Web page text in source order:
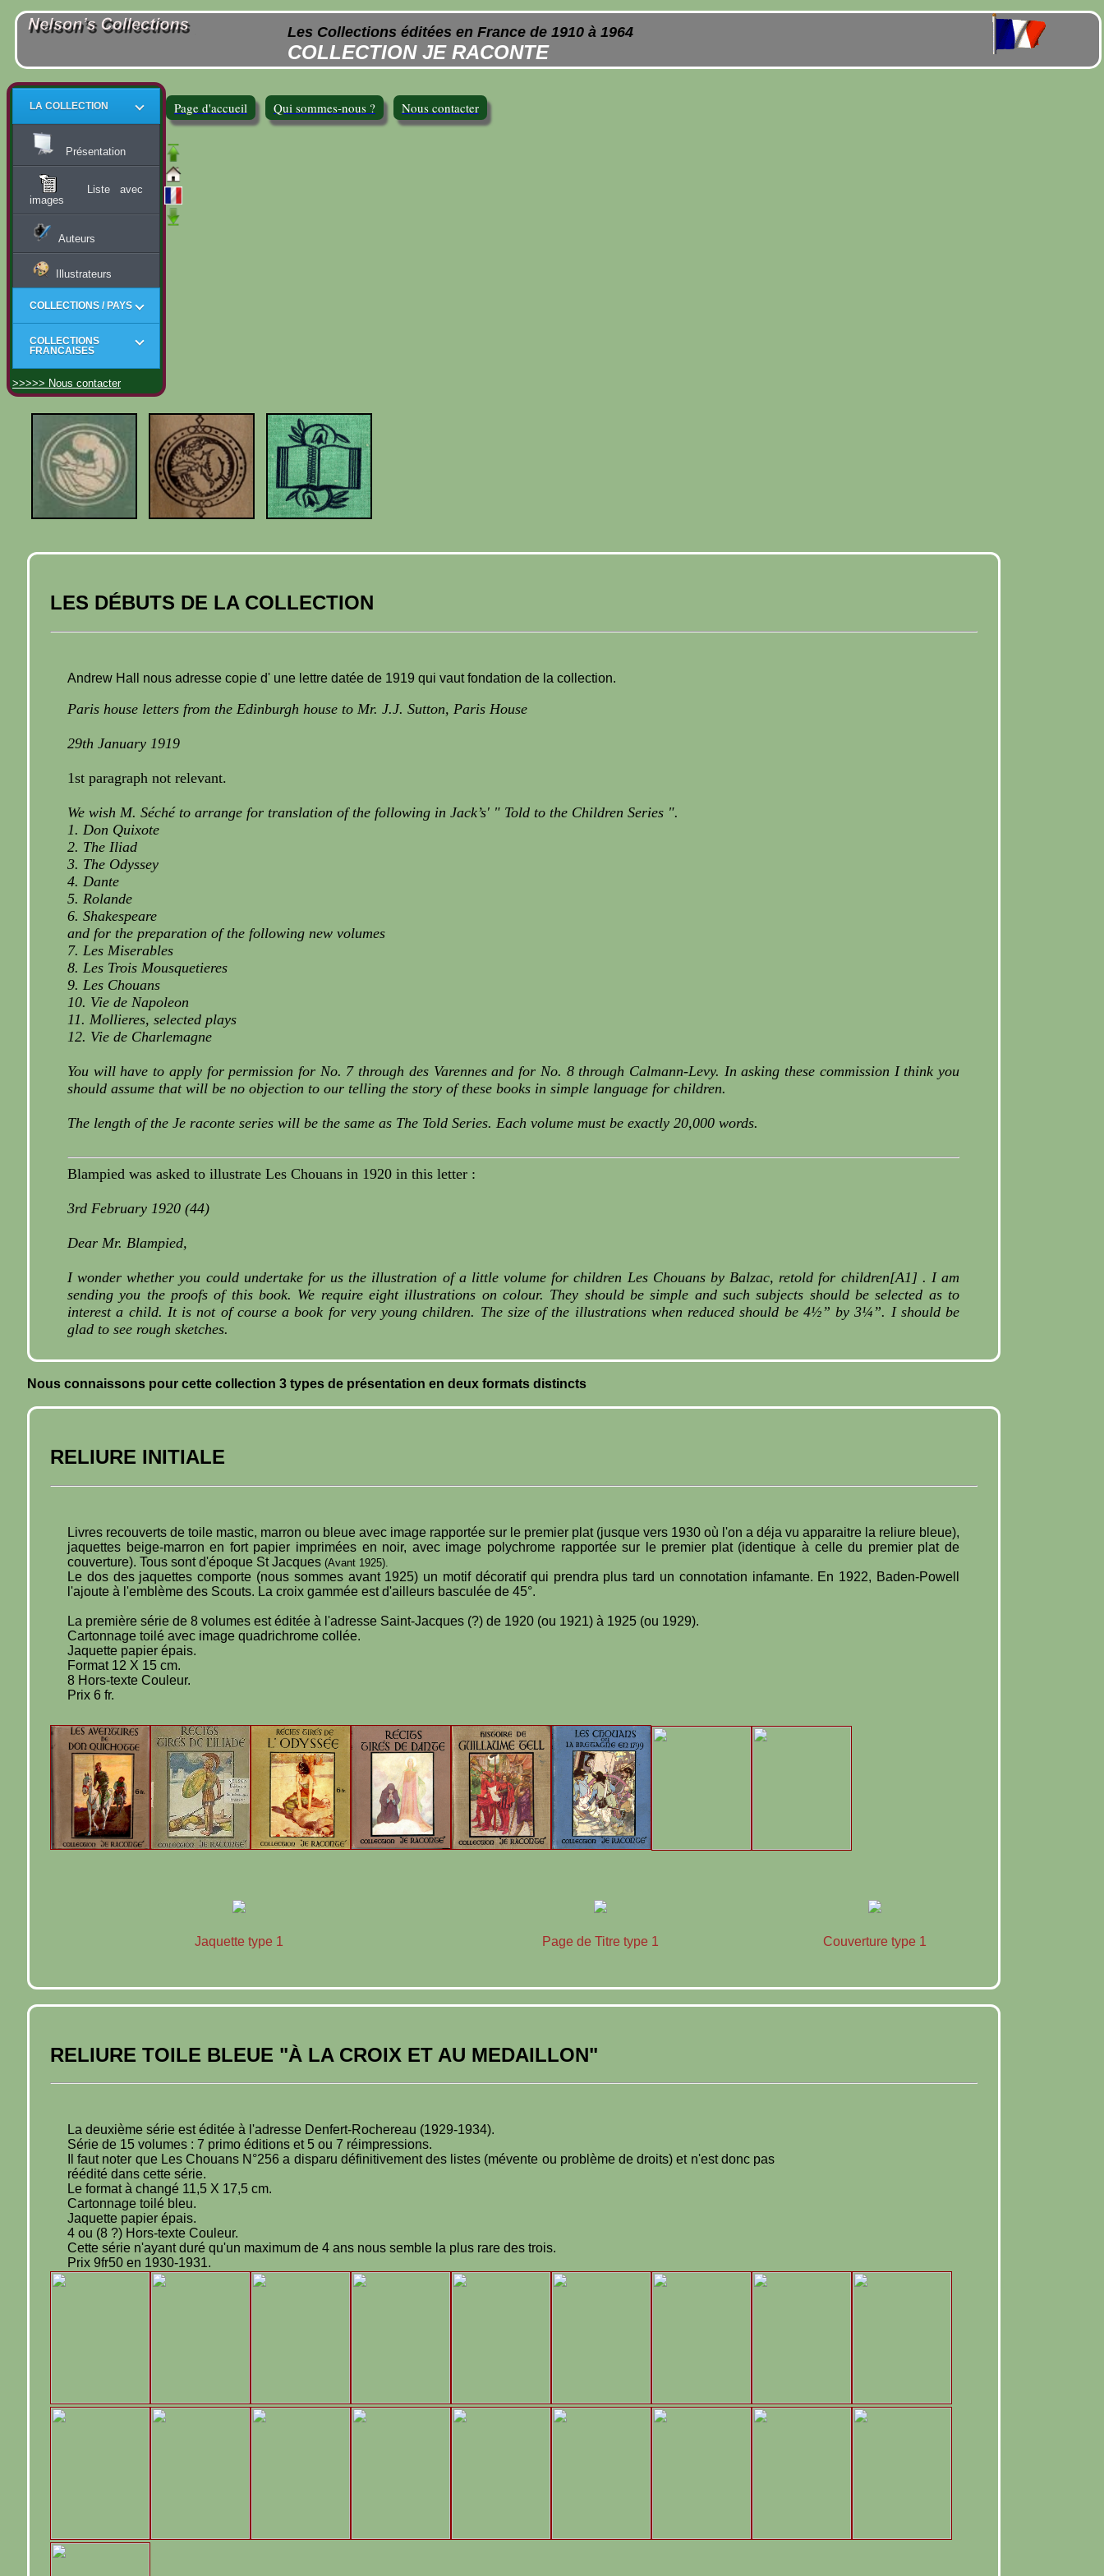
Les Collections éditées en France de 1910 à 1964
COLLECTION JE RACONTE
LA COLLECTION
Présentation
Liste avec
images
Auteurs
Illustrateurs
COLLECTIONS / PAYS
COLLECTIONS
FRANCAISES
>>>>> Nous contacter
LES DÉBUTS DE LA COLLECTION
Andrew Hall nous adresse copie d' une lettre datée de 1919 qui vaut fondation de la collection.
Paris house letters from the Edinburgh house to Mr. J.J. Sutton, Paris House
29th January 1919
1st paragraph not relevant.
We wish M. Séché to arrange for translation of the following in Jack’s' " Told to the Children Series ".
1. Don Quixote
2. The Iliad
3. The Odyssey
4. Dante
5. Rolande
6. Shakespeare
and for the preparation of the following new volumes
7. Les Miserables
8. Les Trois Mousquetieres
9. Les Chouans
10. Vie de Napoleon
11. Mollieres, selected plays
12. Vie de Charlemagne
You will have to apply for permission for No. 7 through des Varennes and for No. 8 through Calmann-Levy. In asking these commission I think you
should assume that will be no objection to our telling the story of these books in simple language for children.
The length of the Je raconte series will be the same as The Told Series. Each volume must be exactly 20,000 words.
Blampied was asked to illustrate Les Chouans in 1920 in this letter :
3rd February 1920 (44)
Dear Mr. Blampied,
I wonder whether you could undertake for us the illustration of a little volume for children Les Chouans by Balzac, retold for children[A1] . I am
sending you the proofs of this book. We require eight illustrations on colour. They should be simple and such subjects should be selected as to
interest a child. It is not of course a book for very young children. The size of the illustrations when reduced should be 4½” by 3¼”. I should be
glad to see rough sketches.
Nous connaissons pour cette collection 3 types de présentation en deux formats distincts
RELIURE INITIALE
Livres recouverts de toile mastic, marron ou bleue avec image rapportée sur le premier plat (jusque vers 1930 où l'on a déja vu apparaitre la reliure bleue),
jaquettes beige-marron en fort papier imprimées en noir, avec image polychrome rapportée sur le premier plat (identique à celle du premier plat de
couverture). Tous sont d'époque St Jacques (Avant 1925).
Le dos des jaquettes comporte (nous sommes avant 1925) un motif décoratif qui prendra plus tard un connotation infamante. En 1922, Baden-Powell
l'ajoute à l'emblème des Scouts. La croix gammée est d'ailleurs basculée de 45°.
La première série de 8 volumes est éditée à l'adresse Saint-Jacques (?) de 1920 (ou 1921) à 1925 (ou 1929).
Cartonnage toilé avec image quadrichrome collée.
Jaquette papier épais.
Format 12 X 15 cm.
8 Hors-texte Couleur.
Prix 6 fr.
Jaquette type 1 Page de Titre type 1 Couverture type 1
RELIURE TOILE BLEUE "À LA CROIX ET AU MEDAILLON"
La deuxième série est éditée à l'adresse Denfert-Rochereau (1929-1934).
Série de 15 volumes : 7 primo éditions et 5 ou 7 réimpressions.
Il faut noter que Les Chouans N°256 a disparu définitivement des listes (mévente ou problème de droits) et n'est donc pas
réédité dans cette série.
Le format à changé 11,5 X 17,5 cm.
Cartonnage toilé bleu.
Jaquette papier épais.
4 ou (8 ?) Hors-texte Couleur.
Cette série n'ayant duré qu'un maximum de 4 ans nous semble la plus rare des trois.
Prix 9fr50 en 1930-1931.
Page d'accueil Qui sommes-nous ? Nous contacter